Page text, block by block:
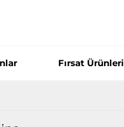
Fırsat Ürünleri